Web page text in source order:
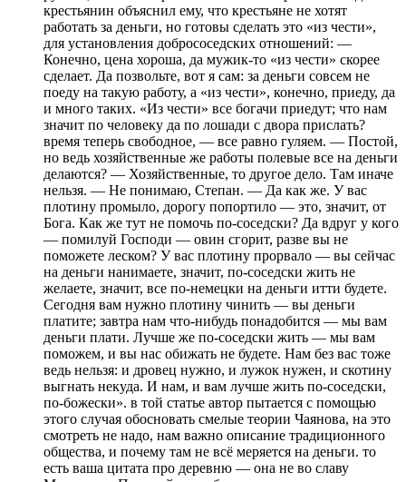
крестьянин объяснил ему, что крестьяне не хотят
работать за деньги, но готовы сделать это «из чести»,
для установления добрососедских отношений: —
Конечно, цена хороша, да мужик-то «из чести» скорее
сделает. Да позвольте, вот я сам: за деньги совсем не
поеду на такую работу, а «из чести», конечно, приеду, да
и много таких. «Из чести» все богачи приедут; что нам
значит по человеку да по лошади с двора прислать?
время теперь свободное, — все равно гуляем. — Постой,
но ведь хозяйственные же работы полевые все на деньги
делаются? — Хозяйственные, то другое дело. Там иначе
нельзя. — Не понимаю, Степан. — Да как же. У вас
плотину промыло, дорогу попортило — это, значит, от
Бога. Как же тут не помочь по-соседски? Да вдруг у кого
— помилуй Господи — овин сгорит, разве вы не
поможете леском? У вас плотину прорвало — вы сейчас
на деньги нанимаете, значит, по-соседски жить не
желаете, значит, все по-немецки на деньги итти будете.
Сегодня вам нужно плотину чинить — вы деньги
платите; завтра нам что-нибудь понадобится — мы вам
деньги плати. Лучше же по-соседски жить — мы вам
поможем, и вы нас обижать не будете. Нам без вас тоже
ведь нельзя: и дровец нужно, и лужок нужен, и скотину
выгнать некуда. И нам, и вам лучше жить по-соседски,
по-божески». в той статье автор пытается с помощью
этого случая обосновать смелые теории Чаянова, на это
смотреть не надо, нам важно описание традиционного
общества, и почему там не всё меряется на деньги. то
есть ваша цитата про деревню — она не во славу